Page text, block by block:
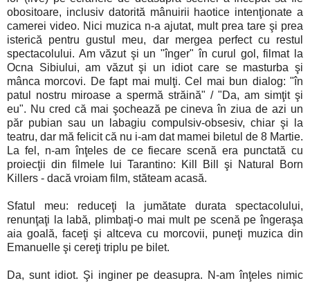
obositoare, inclusiv datorită mânuirii haotice intenţionate a
camerei video. Nici muzica n-a ajutat, mult prea tare şi prea
isterică pentru gustul meu, dar mergea perfect cu restul
spectacolului. Am văzut şi un "înger" în curul gol, filmat la
Ocna Sibiului, am văzut şi un idiot care se masturba şi
mânca morcovi. De fapt mai mulţi. Cel mai bun dialog: "în
patul nostru miroase a spermă străină" / "Da, am simţit şi
eu". Nu cred că mai şochează pe cineva în ziua de azi un
păr pubian sau un labagiu compulsiv-obsesiv, chiar şi la
teatru, dar mă felicit că nu i-am dat mamei biletul de 8 Martie.
La fel, n-am înţeles de ce fiecare scenă era punctată cu
proiecţii din filmele lui Tarantino: Kill Bill şi Natural Born
Killers - dacă vroiam film, stăteam acasă.
Sfatul meu: reduceţi la jumătate durata spectacolului,
renunţaţi la labă, plimbaţi-o mai mult pe scenă pe îngeraşa
aia goală, faceţi şi altceva cu morcovii, puneţi muzica din
Emanuelle şi cereţi triplu pe bilet.
Da, sunt idiot. Şi inginer pe deasupra. N-am înţeles nimic